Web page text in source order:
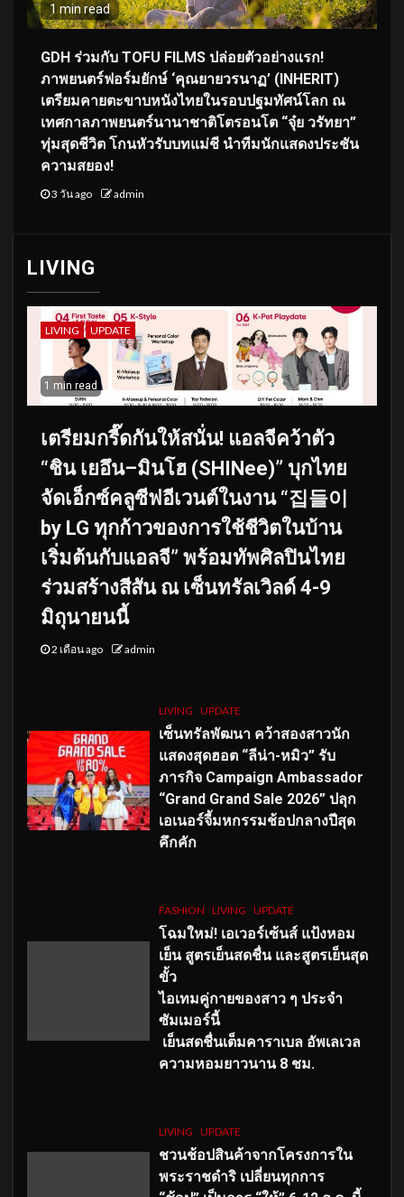
1 min read
GDH ร่วมกับ TOFU FILMS ปล่อยตัวอย่างแรก!
ภาพยนตร์ฟอร์มยักษ์ ‘คุณยายวรนาฏ’ (INHERIT)
เตรียมคายตะขาบหนังไทยในรอบปฐมทัศน์โลก ณ
เทศกาลภาพยนตร์นานาชาติโตรอนโต “จุ๋ย วรัทยา”
ทุ่มสุดชีวิต โกนหัวรับบทแม่ชี นำทีมนักแสดงประชัน
ความสยอง!
3 วัน ago admin
LIVING
LIVING UPDATE
1 min read
เตรียมกรี๊ดกันให้สนั่น! แอลจีคว้าตัว
“ชิน เยอึน–มินโฮ (SHINee)” บุกไทย
จัดเอ็กซ์คลูซีฟอีเวนต์ในงาน “집들이
by LG ทุกก้าวของการใช้ชีวิตในบ้าน
เริ่มต้นกับแอลจี” พร้อมทัพศิลปินไทย
ร่วมสร้างสีสัน ณ เซ็นทรัลเวิลด์ 4-9
มิถุนายนนี้
2 เดือน ago admin
LIVING UPDATE
เซ็นทรัลพัฒนา คว้าสองสาวนัก
แสดงสุดฮอต “ลีน่า-หมิว” รับ
ภารกิจ Campaign Ambassador
“Grand Grand Sale 2026” ปลุก
เอเนอร์จี้มหกรรมช้อปกลางปีสุด
คึกคัก
FASHION LIVING UPDATE
โฉมใหม่! เอเวอร์เซ้นส์ แป้งหอม
เย็น สูตรเย็นสดชื่น และสูตรเย็นสุด
ขั้ว
ไอเทมคู่กายของสาว ๆ ประจำ
ซัมเมอร์นี้
เย็นสดชื่นเต็มคาราเบล อัพเลเวล
ความหอมยาวนาน 8 ชม.
LIVING UPDATE
ชวนช้อปสินค้าจากโครงการใน
พระราชดำริ เปลี่ยนทุกการ